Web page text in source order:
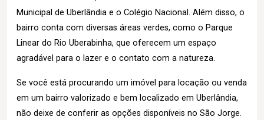
Municipal de Uberlândia e o Colégio Nacional. Além disso, o
bairro conta com diversas áreas verdes, como o Parque
Linear do Rio Uberabinha, que oferecem um espaço
agradável para o lazer e o contato com a natureza.
Se você está procurando um imóvel para locação ou venda
em um bairro valorizado e bem localizado em Uberlândia,
não deixe de conferir as opções disponíveis no São Jorge.